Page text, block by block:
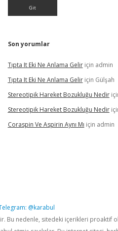
Son yorumlar
Tıpta It Eki Ne Anlama Geliriçin admin
Tıpta It Eki Ne Anlama Geliriçin Gülşah
Stereotipik Hareket Bozukluğu Nedir
Stereotipik Hareket Bozukluğu Nedir
Coraspin Ve Aspirin Aynı Mı için admin
@karabul
Bu nedenle, sitedeki içerikleri proaktif